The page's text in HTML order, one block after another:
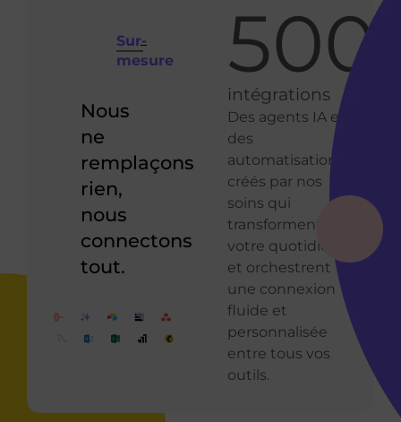
Sur-
mesure
Nous
ne
remplaçons
rien,
nous
connectons
tout.
intégrations
500+
Des agents IA et
des
automatisations
créés par nos
soins qui
transforment
votre quotidien
et orchestrent
une connexion
fluide et
personnalisée
entre tous vos
outils.